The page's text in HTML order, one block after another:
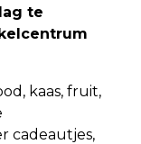
te
kaas, fruit,
cadeautjes,